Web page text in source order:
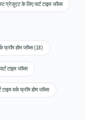
ग्रेजुएट के लिए पार्ट टाइम जॉब्स
फ्रॉम होम जॉब्स (18)
टाइम जॉब्स
टाइम वर्क फ्रॉम होम जॉब्स